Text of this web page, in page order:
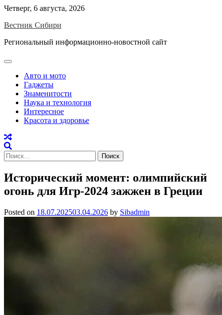
Skip
content
Четверг, 6 августа, 2026
Вестник Сибири
Региональный информационно-новостной сайт
Авто и мото
Гаджеты
Знаменитости
Наука и технология
Интересное
Красота и здоровье
Найти:
Исторический момент: олимпийский
огонь для Игр-2024 зажжен в Греции
Posted on 18.07.202503.04.2026 by Sibadmin